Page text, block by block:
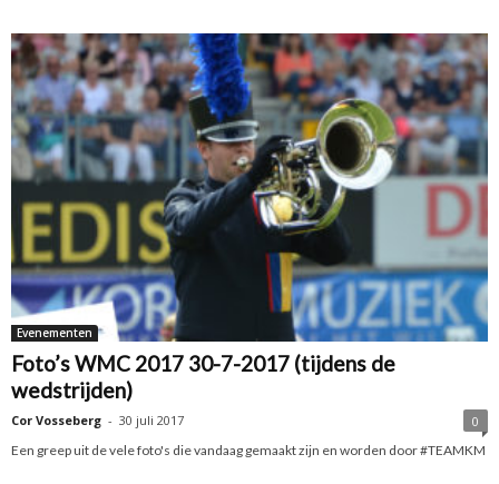
Evenementen
Foto’s WMC 2017 30-7-2017 (tijdens de
wedstrijden)
Cor Vosseberg - 30 juli 2017
0
Een greep uit de vele foto's die vandaag gemaakt zijn en worden door #TEAMKM